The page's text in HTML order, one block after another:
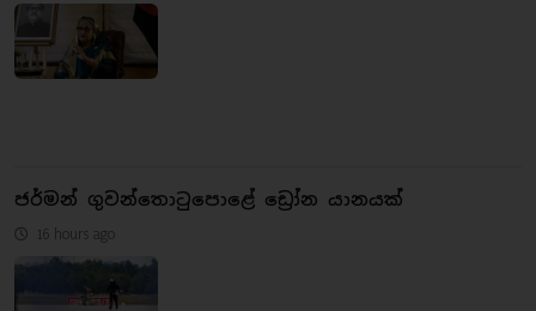
ජර්මන් ගුවන්තොටුපොළේ ඩ්‍රෝන යානයක්
16 hours ago